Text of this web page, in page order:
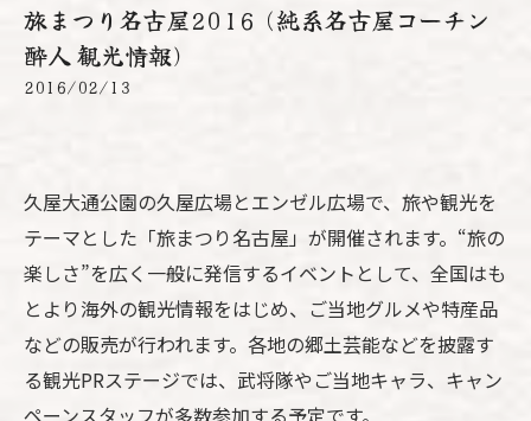
旅まつり名古屋2016 (純系名古屋コーチン
酔人 観光情報)
2016/02/13
久屋大通公園の久屋広場とエンゼル広場で、旅や観光を
テーマとした「旅まつり名古屋」が開催されます。“旅の
楽しさ”を広く一般に発信するイベントとして、全国はも
とより海外の観光情報をはじめ、ご当地グルメや特産品
などの販売が行われます。各地の郷土芸能などを披露す
る観光PRステージでは、武将隊やご当地キャラ、キャン
ペーンスタッフが多数参加する予定です。